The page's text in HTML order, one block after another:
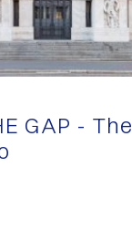
GAP - The